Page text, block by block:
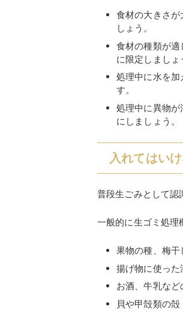
食材の大きさが
しょう。
食材の種類が
に限定しましょ
処理中に水を加
す。
処理中に異物が
にしましょう。
入れてはい
普段生ごみとして認
一般的に生ゴミ処理
果物の種、梅干
揚げ物に使っ
お酒、牛乳な
貝や甲殻類の殻